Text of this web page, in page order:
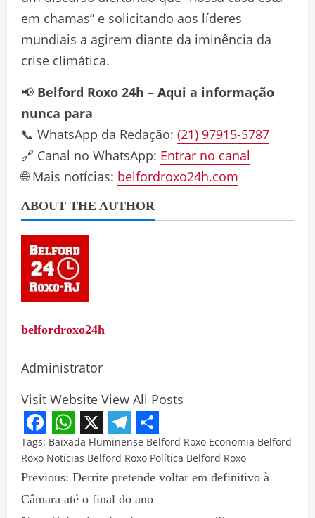
em chamas” e solicitando aos líderes
mundiais a agirem diante da iminência da
crise climática.
📢 Belford Roxo 24h – Aqui a informação
nunca para
📞 WhatsApp da Redação: (21) 97915-5787
🔗 Canal no WhatsApp: Entrar no canal
🌐 Mais notícias: belfordroxo24h.com
ABOUT THE AUTHOR
belfordroxo24h
Administrator
Visit Website View All Posts
Facebook
WhatsApp
X Telegram
Share
Tags: Baixada Fluminense Belford Roxo Economia Belford
Roxo Notícias Belford Roxo Política Belford Roxo
Previous: Derrite pretende voltar em definitivo à
Câmara até o final do ano